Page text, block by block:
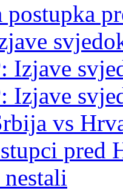
postupka
Izjave
Izjave
vs
pred